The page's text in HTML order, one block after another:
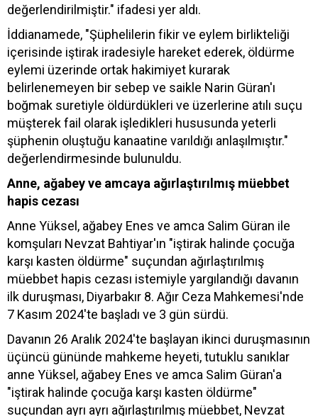
değerlendirilmiştir." ifadesi yer aldı.
İddianamede, "Şüphelilerin fikir ve eylem birlikteliği
içerisinde iştirak iradesiyle hareket ederek, öldürme
eylemi üzerinde ortak hakimiyet kurarak
belirlenemeyen bir sebep ve saikle Narin Güran'ı
boğmak suretiyle öldürdükleri ve üzerlerine atılı suçu
müşterek fail olarak işledikleri hususunda yeterli
şüphenin oluştuğu kanaatine varıldığı anlaşılmıştır."
değerlendirmesinde bulunuldu.
Anne, ağabey ve amcaya ağırlaştırılmış müebbet
hapis cezası
Anne Yüksel, ağabey Enes ve amca Salim Güran ile
komşuları Nevzat Bahtiyar'ın "iştirak halinde çocuğa
karşı kasten öldürme" suçundan ağırlaştırılmış
müebbet hapis cezası istemiyle yargılandığı davanın
ilk duruşması, Diyarbakır 8. Ağır Ceza Mahkemesi'nde
7 Kasım 2024'te başladı ve 3 gün sürdü.
Davanın 26 Aralık 2024'te başlayan ikinci duruşmasının
üçüncü gününde mahkeme heyeti, tutuklu sanıklar
anne Yüksel, ağabey Enes ve amca Salim Güran'a
"iştirak halinde çocuğa karşı kasten öldürme"
suçundan ayrı ayrı ağırlaştırılmış müebbet, Nevzat